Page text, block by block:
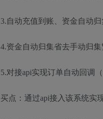
3.自动充值到账、资金自动
4.资金自动归集省去手动归
5.对接api实现订单自动回调
买点：通过api接入该系统实